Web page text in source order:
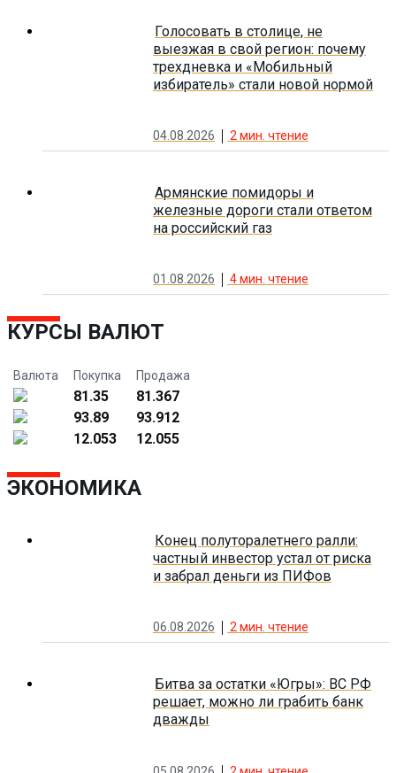
Голосовать в столице, не
выезжая в свой регион: почему
трехдневка и «Мобильный
избиратель» стали новой нормой
04.08.2026 2 мин. чтение
Армянские помидоры и
железные дороги стали ответом
на российский газ
01.08.2026 4мин. чтение
КУРСЫ ВАЛЮТ
Валюта Покупка Продажа
81.35
81.367
93.89
93.912
12.053
12.055
ЭКОНОМИКА
Конец полуторалетнего ралли:
частный инвестор устал от риска
и забрал деньги из ПИФов
06.08.2026 2 мин. чтение
Битва за остатки «Югры»: ВС РФ
решает, можно ли грабить банк
дважды